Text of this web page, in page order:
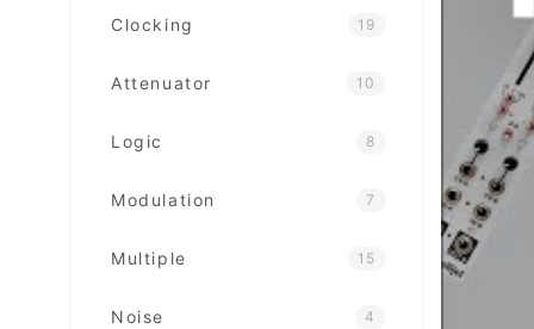
Clocking 19
Attenuator 10
Logic 8
Modulation 7
Multiple 15
Noise 4